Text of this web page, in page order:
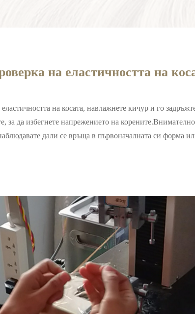
на еластичността на
еластичността на косата, навлажнете кичур и го
за да избегнете напрежението на корените.Внимателно
дали се връща в първоначалната си форма